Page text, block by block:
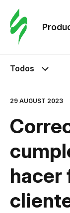
Todos
29 AUGUST 2023
hacer